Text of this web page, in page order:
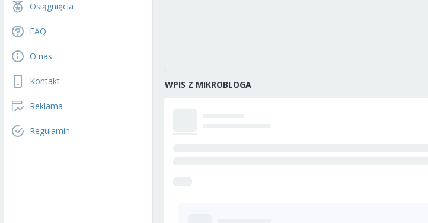
Osiągnięcia
FAQ
O nas
Kontakt
Reklama
Regulamin
WPIS Z MIKROBLOGA